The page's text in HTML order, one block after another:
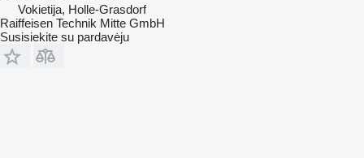
Vokietija, Holle-Grasdorf
Raiffeisen Technik Mitte GmbH
Susisiekite su pardavėju